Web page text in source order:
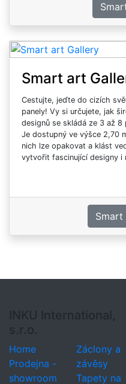
Smart art
Cestujte, jeďte do cizích
panely! Vy si určujete, jak
designů se skládá ze 3 až
Je dostupný ve výšce 2,70
nich lze opakovat a klást
vytvořit fascinující designy i
Smart
INKU International,
s.r.o.
Home
Prodejna -
showroom
Záclony a
závěsy
Tapety na